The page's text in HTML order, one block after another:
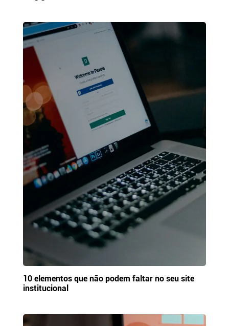
10 elementos que não podem faltar no seu site
institucional